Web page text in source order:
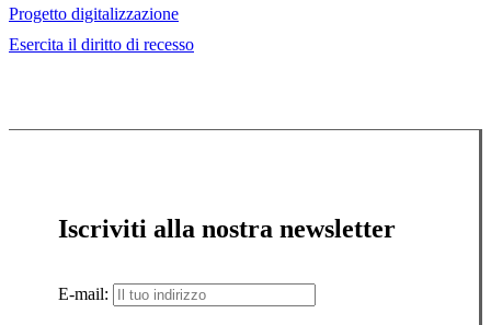
Progetto digitalizzazione
Esercita il diritto di recesso
Iscriviti alla nostra newsletter
E-mail: